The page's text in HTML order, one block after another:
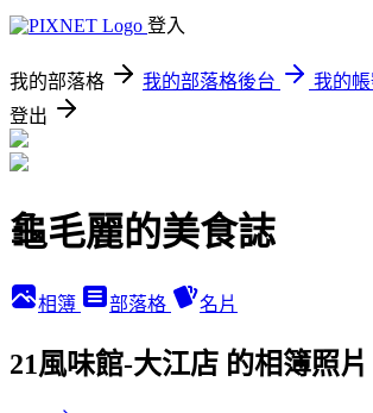
登入
我的部落格 我的部落格後台
我的
登出
龜毛麗的美食誌
相簿 部落格 名片
21風味館-大江店 的相簿照片